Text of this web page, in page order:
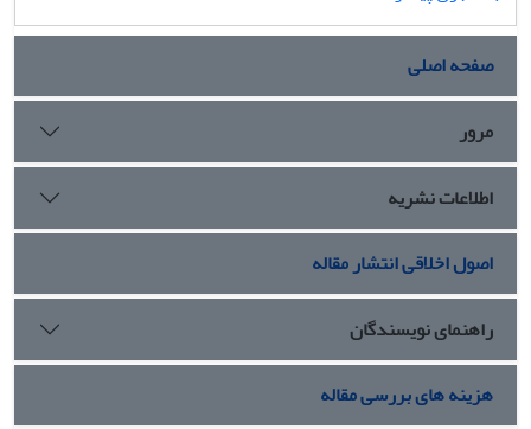
صفحه اصلی
مرور
اطلاعات نشریه
اصول اخلاقی انتشار مقاله
راهنمای نویسندگان
هزینه های بررسی مقاله